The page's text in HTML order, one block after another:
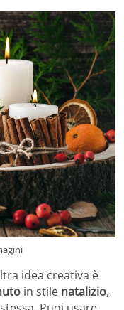
idea creativa è
in stile natalizio,